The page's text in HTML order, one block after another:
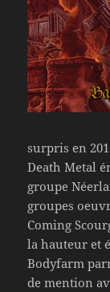
surpris en
Death Metal
groupe
groupes
Coming
la hauteur et
Bodyfarm
de mention